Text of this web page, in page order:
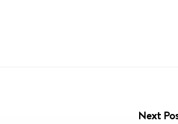
Next